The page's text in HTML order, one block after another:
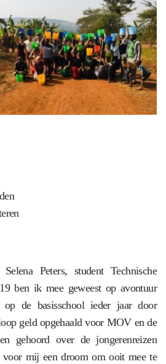
Peters, student Technische
ben ik mee geweest op avontuur
de basisschool ieder jaar door
geld opgehaald voor MOV en de
gehoord over de jongerenreizen
voor mij een droom om ooit mee te